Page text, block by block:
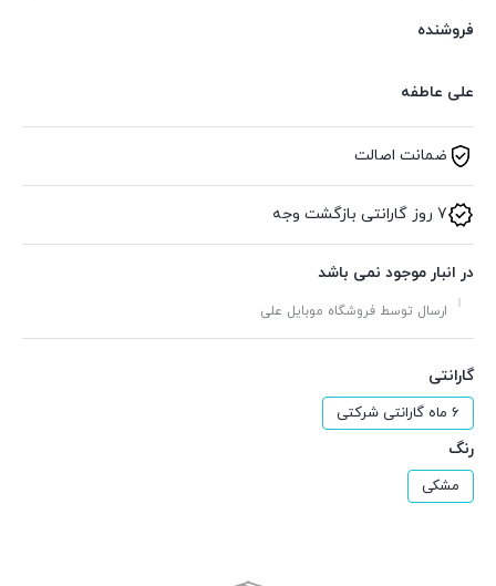
فروشنده
علی عاطفه
ضمانت اصالت
7 روز گارانتی بازگشت وجه
در انبار موجود نمی باشد
ارسال توسط فروشگاه موبایل علی
گارانتی
6 ماه گارانتی شرکتی
رنگ
مشکی